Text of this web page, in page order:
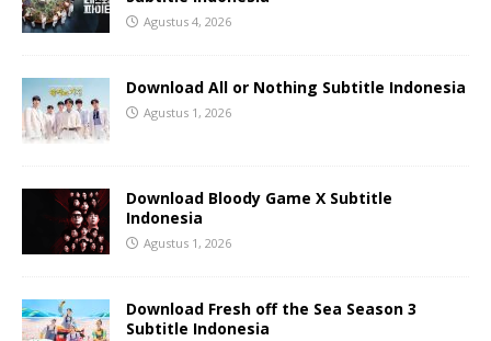
Agustus 4, 2026
Download All or Nothing Subtitle Indonesia
Agustus 1, 2026
Download Bloody Game X Subtitle
Indonesia
Agustus 1, 2026
Download Fresh off the Sea Season 3
Subtitle Indonesia